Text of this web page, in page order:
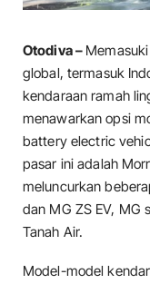
Otodiva –
global, termasuk
kendaraan ramah
menawarkan opsi
battery electric
pasar ini adalah
meluncurkan
dan MG ZS EV, MG
Tanah Air.
Model-model